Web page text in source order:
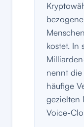
kostet. In
nennt
häufige
gezielten
Voice-